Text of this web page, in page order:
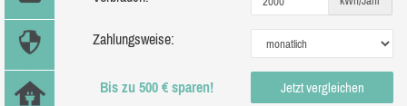
Zahlungsweise:
Bis zu 500 € sparen! Jetzt vergleichen